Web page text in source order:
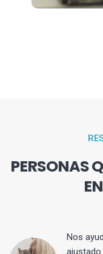
PERSONAS
Nos